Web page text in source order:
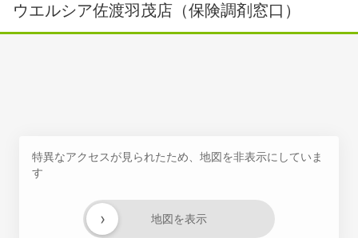
ウエルシア佐渡羽茂店（保険調剤窓口）
特異なアクセスが見られたため、地図を非表示にしていま
す
地図を表示
›